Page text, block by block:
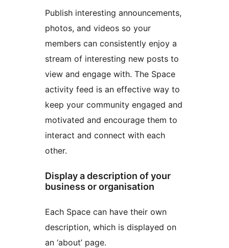
Publish interesting announcements,
photos, and videos so your
members can consistently enjoy a
stream of interesting new posts to
view and engage with. The Space
activity feed is an effective way to
keep your community engaged and
motivated and encourage them to
interact and connect with each
other.
Display a description of your
business or organisation
Each Space can have their own
description, which is displayed on
an ‘about’ page.